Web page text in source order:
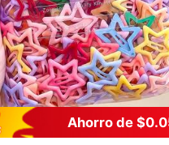
Ahorro de